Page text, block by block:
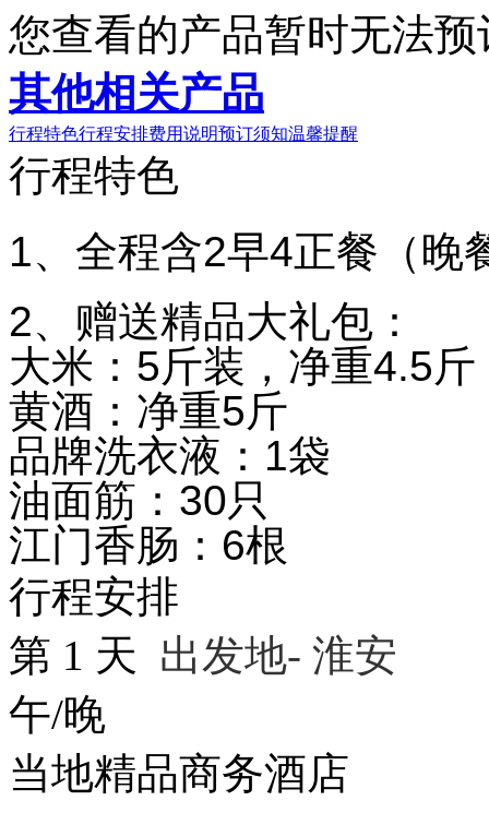
您查看的产品暂时无法预
其他相关产品
行程特色行程安排费用说明预订须知温馨提醒
行程特色
1、全程含2早4正餐（晚
2、赠送精品大礼包：
大米：5斤装，净重4.5斤
黄酒：净重5斤
品牌洗衣液：1袋
油面筋：30只
江门香肠：6根
行程安排
第 1 天 出发地- 淮安
午/晚
当地精品商务酒店